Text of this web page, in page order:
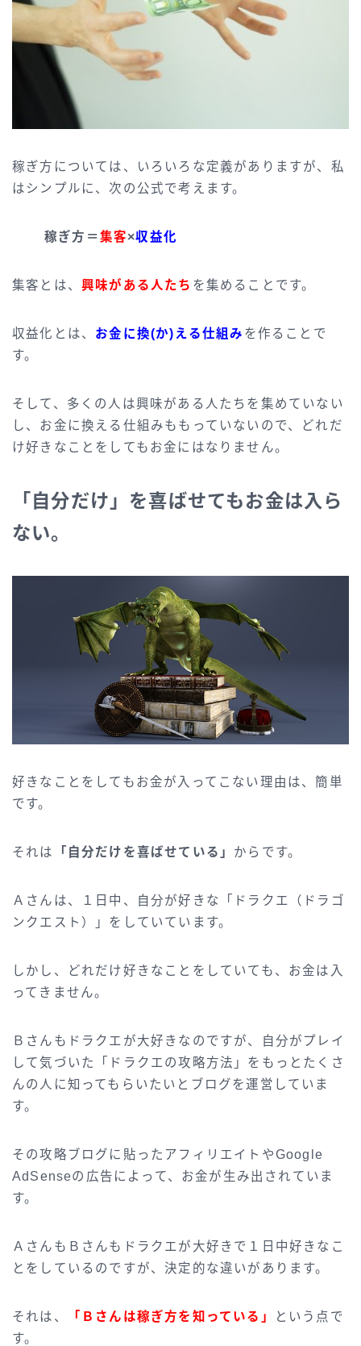
稼ぎ方については、いろいろな定義がありますが、私
はシンプルに、次の公式で考えます。
稼ぎ方＝集客×収益化
集客とは、 興味がある人たち を集めることです。
収益化とは、 お金に換(か)える仕組み を作ることで
す。
そして、多くの人は興味がある人たちを集めていない
し、お金に換える仕組みももっていないので、どれだ
け好きなことをしてもお金にはなりません。
「自分だけ」を喜ばせてもお金は入ら
ない。
好きなことをしてもお金が入ってこない理由は、簡単
です。
それは 「自分だけを喜ばせている」 からです。
Ａさんは、１日中、自分が好きな「ドラクエ（ドラゴ
ンクエスト）」をしていています。
しかし、どれだけ好きなことをしていても、お金は入
ってきません。
Ｂさんもドラクエが大好きなのですが、自分がプレイ
して気づいた「ドラクエの攻略方法」をもっとたくさ
んの人に知ってもらいたいとブログを運営していま
す。
その攻略ブログに貼ったアフィリエイトやGoogle
AdSenseの広告によって、お金が生み出されていま
す。
ＡさんもＢさんもドラクエが大好きで１日中好きなこ
とをしているのですが、決定的な違いがあります。
それは、 「Ｂさんは稼ぎ方を知っている」
という点で
す。